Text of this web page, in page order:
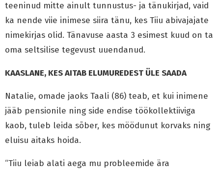
teeninud mitte ainult tunnustus- ja tänukirjad, vaid
ka nende viie inimese siira tänu, kes Tiiu abivajajate
nimekirjas olid. Tänavuse aasta 3 esimest kuud on ta
oma seltsilise tegevust uuendanud.
KAASLANE, KES AITAB ELUMUREDEST ÜLE SAADA
Natalie, omade jaoks Taali (86) teab, et kui inimene
jääb pensionile ning side endise töökollektiiviga
kaob, tuleb leida sõber, kes möödunut korvaks ning
eluisu aitaks hoida.
“Tiiu leiab alati aega mu probleemide ära